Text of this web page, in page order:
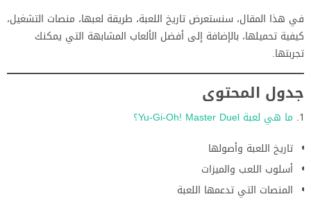
في هذا المقال، سنستعرض تاريخ اللعبة، طريقة لعبها، منصات التشغيل،
كيفية تحميلها، بالإضافة إلى أفضل الألعاب المشابهة التي يمكنك
تجربتها.
جدول المحتوى
ما هي لعبة Yu-Gi-Oh! Master Duel؟
تاريخ اللعبة وأصولها
أسلوب اللعب والميزات
المنصات التي تدعمها اللعبة